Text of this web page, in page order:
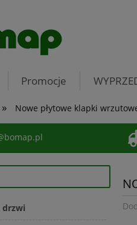
Promocje
» Nowe płytowe klapki